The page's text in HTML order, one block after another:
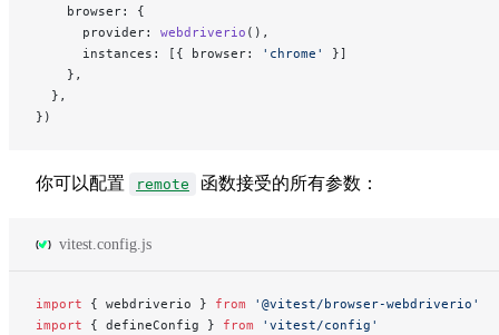
    browser: {
      provider:
webdriverio (),
      instances: [{ browser:
'chrome'
}]
    },
  },
})
你可以配置 remote 函数接受的所有参数：
vitest.config.js
import { webdriverio } from '@vitest/browser-webdriverio'
import { defineConfig } from 'vitest/config'